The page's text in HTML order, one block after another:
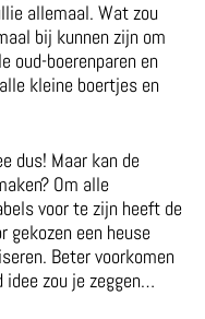
allemaal. Wat zou
bij kunnen zijn om
oud-boerenparen en
kleine boertjes en
dus! Maar kan de
Om alle
voor te zijn heeft de
gekozen een heuse
Beter voorkomen
idee zou je zeggen…